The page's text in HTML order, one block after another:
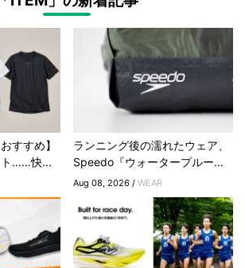
すすめ】
ト……快...
ランニング後の濡れたウェア、
Speedo『ウォータープルー...
Aug 08, 2026 /WEAR